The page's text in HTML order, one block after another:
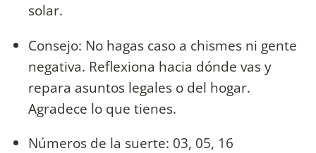
solar.
Consejo: No hagas caso a chismes ni gente
negativa. Reflexiona hacia dónde vas y
repara asuntos legales o del hogar.
Agradece lo que tienes.
Números de la suerte: 03, 05, 16